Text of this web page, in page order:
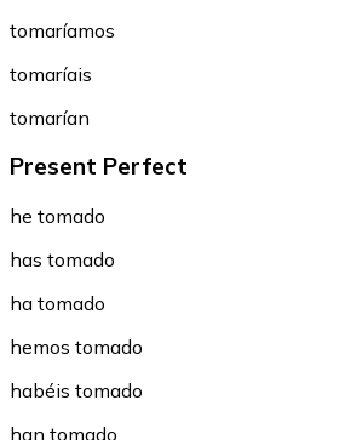
tomaríamos
tomaríais
tomarían
Present Perfect
he tomado
has tomado
ha tomado
hemos tomado
habéis tomado
han tomado